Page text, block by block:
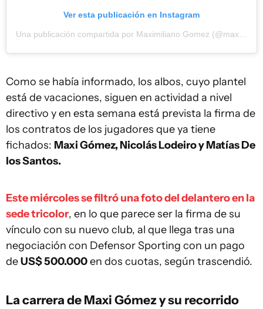
Ver esta publicación en Instagram
Como se había informado, los albos, cuyo plantel
está de vacaciones, siguen en actividad a nivel
directivo y en esta semana está prevista la firma de
los contratos de los jugadores que ya tiene
fichados: Maxi Gómez, Nicolás Lodeiro y Matías De
los Santos.
Este miércoles se filtró una foto del delantero en la
sede tricolor, en lo que parece ser la firma de su
vínculo con su nuevo club, al que llega tras una
negociación con Defensor Sporting con un pago
deUS$ 500.000en dos cuotas, según trascendió.
La carrera de Maxi Gómez y su recorrido